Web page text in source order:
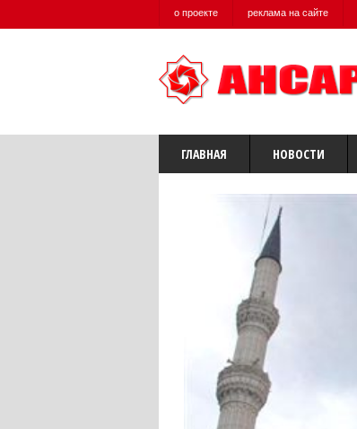
о проекте реклама на сайте
ГЛАВНАЯ НОВОСТИ